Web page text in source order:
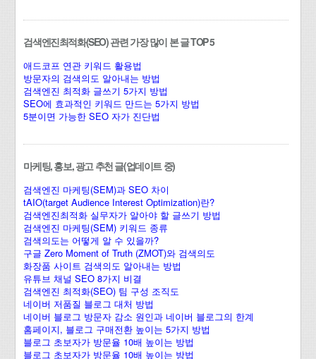
검색엔진최적화(SEO) 관련 가장 많이 본 글 TOP 5
애드코프 연관 키워드 활용법
방문자의 검색의도 알아내는 방법
검색엔진 최적화 글쓰기 5가지 방법
SEO에 효과적인 키워드 만드는 5가지 방법
5분이면 가능한 SEO 자가 진단법
마케팅, 홍보, 광고 추천 글(업데이트 중)
검색엔진 마케팅(SEM)과 SEO 차이
tAIO(target Audience Interest Optimization)란?
검색엔진최적화 실무자가 알아야 할 글쓰기 방법
검색엔진 마케팅(SEM) 키워드 종류
검색의도는 어떻게 알 수 있을까?
구글 Zero Moment of Truth (ZMOT)와 검색의도
화장품 사이트 검색의도 알아내는 방법
유튜브 채널 SEO 8가지 비결
검색엔진 최적화(SEO) 팀 구성 조직도
네이버 저품질 블로그 대처 방법
네이버 블로그 방문자 감소 원인과 네이버 블로그의 한계
홈페이지, 블로그 구매전환 높이는 5가지 방법
블로그 초보자가 방문율 10배 높이는 방법
블로그 초보자가 방문율 10배 높이는 방법